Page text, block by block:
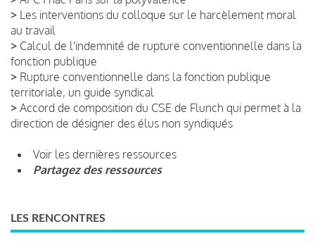
> Les interventions du colloque sur le harcèlement moral
au travail
> Calcul de l'indemnité de rupture conventionnelle dans la
fonction publique
> Rupture conventionnelle dans la fonction publique
territoriale, un guide syndical
> Accord de composition du CSE de Flunch qui permet à la
direction de désigner des élus non syndiqués
Voir les dernières ressources
Partagez des ressources
LES RENCONTRES